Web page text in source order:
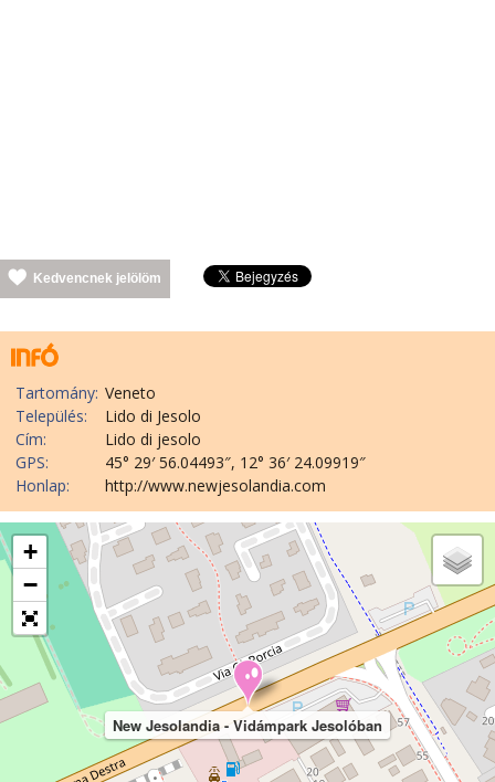
Kedvencnek jelölöm
Tartomány: Veneto
Település:
Lido di Jesolo
Cím:
Lido di jesolo
GPS:
45° 29′ 56.04493″, 12° 36′ 24.09919″
Honlap:
http://www.newjesolandia.com
New Jesolandia - Vidámpark Jesolóban
+
−